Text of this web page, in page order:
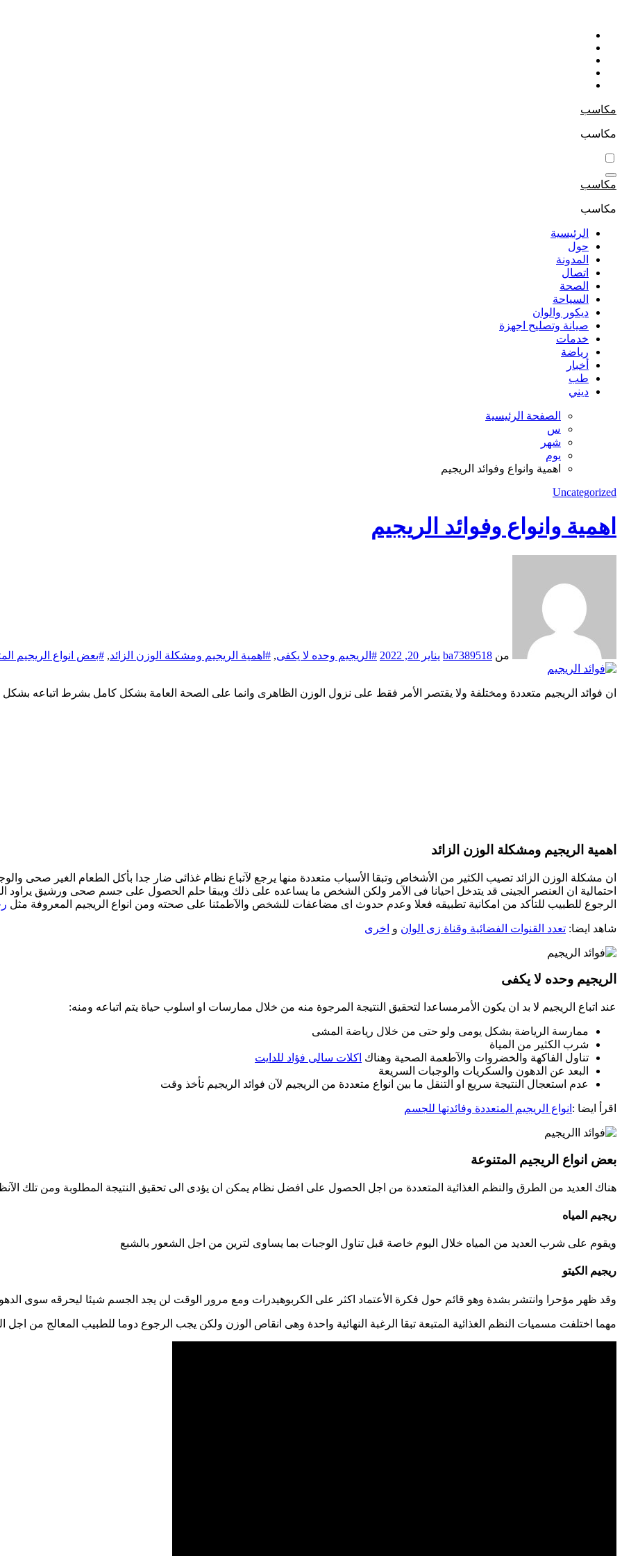
التجاوز
المحتوى
مكاسب
مكاسب
مكاسب
مكاسب
الرئيسية
حول
المدونة
اتصال
الصحة
السياحة
ديكور والوان
صيانة وتصليح اجهزة
خدمات
رياضة
أخبار
طب
ديني
الصفحة الرئيسية
س
شهر
يوم
اهمية وانواع وفوائد الريجيم
Uncategorized
اهمية وانواع وفوائد الريجيم
من ba7389518 يناير 20, 2022 #الريجيم وحده لا يكفى, #اهمية الريجيم ومشكلة الوزن الزائد, #بعض انواع الريجيم
ان فوائد الريجيم متعددة ومختلفة ولا يقتصر الأمر فقط على نزول الوزن الظاهرى وانما على الصحة العامة بشكل كامل بشرط اتباعه
اهمية الريجيم ومشكلة الوزن الزائد
ان مشكلة الوزن الزائد تصيب الكثير من الأشخاص وتبقا الأسباب متعددة منها يرجع لآتباع نظام غذائى ضار جدا بأكل الطعام الغير صحى
احتمالية ان العنصر الجينى قد يتدخل احيانا فى الآمر ولكن الشخص ما يساعده على ذلك ويبقا حلم الحصول على جسم صحى ورشيق يراود
الرجوع للطبيب للتأكد من امكانية تطبيقه فعلا وعدم حدوث اى مضاعفات للشخص والآطمئنا على صحته ومن انواع الريجيم المعروفة مثل
شاهد ايضا: تعدد القنوات الفضائية وقناة زى الوان و اخرى
الريجيم وحده لا يكفى
عند اتباع الريجيم لا بد ان يكون الأمرمساعدا لتحقيق النتيجة المرجوة منه من خلال ممارسات او اسلوب حياة يتم اتباعه ومنه:
ممارسة الرياضة بشكل يومى ولو حتى من خلال رياضة المشى
شرب الكثير من المياة
تناول الفاكهة والخضروات والآطعمة الصحية وهناك اكلات سالى فؤاد للدايت
البعد عن الدهون والسكريات والوجبات السريعة
عدم استعجال النتيجة سريع او التنقل ما بين انواع متعددة من الريجيم لآن فوائد الريجيم تأخذ وقت
اقرأ ايضا : انواع الريجيم المتعددة وفائدتها للجسم
بعض انواع الريجيم المتنوعة
هناك العديد من الطرق والنظم الغذائية المتعددة من اجل الحصول على افضل نظام يمكن ان يؤدى الى تحقيق النتيجة المطلوبة ومن تلك
ريجيم المياه
ويقوم على شرب العديد من المياه خلال اليوم خاصة قبل تناول الوجبات بما يساوى لترين من اجل الشعور بالشبع
ريجيم الكيتو
وقد ظهر مؤحرا وانتشر بشدة وهو قائم حول فكرة الأعتماد اكثر على الكربوهيدرات ومع مرور الوقت لن يجد الجسم شيئا ليحرقه سوى
مهما اختلفت مسميات النظم الغذائية المتبعة تبقا الرغبة النهائية واحدة وهى انقاص الوزن ولكن يجب الرجوع دوما للطبيب المعالج من